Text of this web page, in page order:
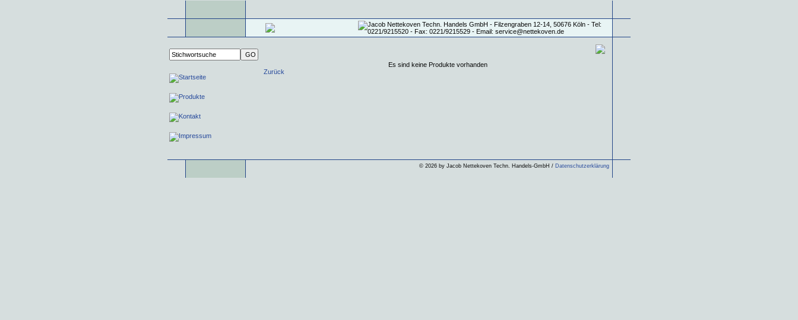
Es sind keine Produkte vorhanden
Zurück
© 2026 by Jacob Nettekoven Techn. Handels-GmbH / Datenschutzerklärung